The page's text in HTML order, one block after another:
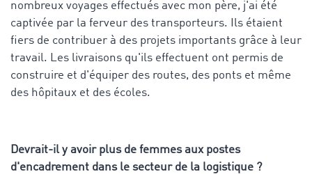
nombreux voyages effectués avec mon père, j'ai été
captivée par la ferveur des transporteurs. Ils étaient
fiers de contribuer à des projets importants grâce à leur
travail. Les livraisons qu'ils effectuent ont permis de
construire et d'équiper des routes, des ponts et même
des hôpitaux et des écoles.
Devrait-il y avoir plus de femmes aux postes
d'encadrement dans le secteur de la logistique ?